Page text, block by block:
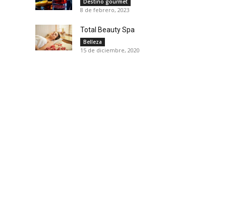
Destino gourmet
8 de febrero, 2023
Total Beauty Spa
Belleza
15 de diciembre, 2020